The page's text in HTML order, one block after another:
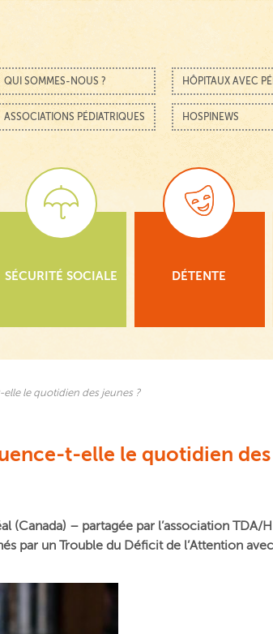
au contenu
QUI SOMMES-NOUS ? HÔPITAUX AVEC
ASSOCIATIONS PÉDIATRIQUES HOSPINEWS
SÉCURITÉ SOCIALE DÉTENTE
le quotidien des jeunes ?
t-elle le quotidien des
– partagée par l’association
par un Trouble du Déficit de l’Attention